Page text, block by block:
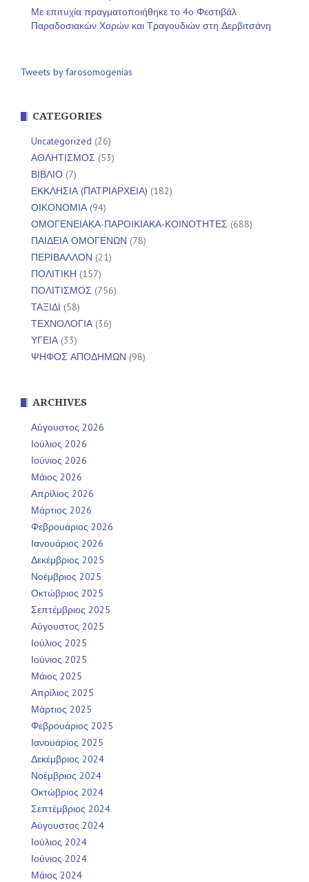
Με επιτυχία πραγματοποιήθηκε το 4ο Φεστιβάλ
Παραδοσιακών Χορών και Τραγουδιών στη Δερβιτσάνη
Tweets by farosomogenias
CATEGORIES
Uncategorized (26)
ΑΘΛΗΤΙΣΜΟΣ (53)
ΒΙΒΛΙΟ (7)
ΕΚΚΛΗΣΙΑ (ΠΑΤΡΙΑΡΧΕΙΑ) (182)
ΟΙΚΟΝΟΜΙΑ(94)
ΟΜΟΓΕΝΕΙΑΚΑ-ΠΑΡΟΙΚΙΑΚΑ-ΚΟΙΝΟΤΗΤΕΣ (688)
ΠΑΙΔΕΙΑ ΟΜΟΓΕΝΩΝ (78)
ΠΕΡΙΒΑΛΛΟΝ (21)
ΠΟΛΙΤΙΚΗ (157)
ΠΟΛΙΤΙΣΜΟΣ (756)
ΤΑΞΙΔΙ (58)
ΤΕΧΝΟΛΟΓΙΑ(36)
ΥΓΕΙΑ(33)
ΨΗΦΟΣ ΑΠΟΔΗΜΩΝ (98)
ARCHIVES
Αύγουστος 2026
Ιούλιος 2026
Ιούνιος 2026
Μάιος 2026
Απρίλιος 2026
Μάρτιος 2026
Φεβρουάριος 2026
Ιανουάριος 2026
Δεκέμβριος 2025
Νοέμβριος 2025
Οκτώβριος 2025
Σεπτέμβριος 2025
Αύγουστος 2025
Ιούλιος 2025
Ιούνιος 2025
Μάιος 2025
Απρίλιος 2025
Μάρτιος 2025
Φεβρουάριος 2025
Ιανουάριος 2025
Δεκέμβριος 2024
Νοέμβριος 2024
Οκτώβριος 2024
Σεπτέμβριος 2024
Αύγουστος 2024
Ιούλιος 2024
Ιούνιος 2024
Μάιος 2024